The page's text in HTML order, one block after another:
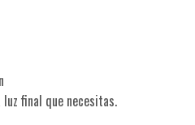
final que necesitas.